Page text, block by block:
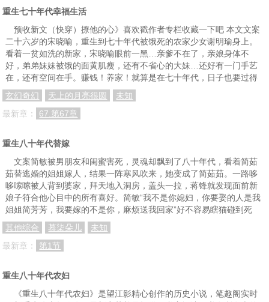
重生七十年代幸福生活
预收新文（快穿）撩他的心》喜欢戳作者专栏收藏一下吧 本文文案
二十六岁的宋晓喻，重生到七十年代被饿死的农家少女谢明瑜身上。
看着一贫如洗的新家，宋晓喻眼前一黑…亲爹不在了，亲娘身体不
好，弟弟妹妹被饿的面黄肌瘦，还有不省心的大妹…还好有一门手艺
在，还有空间在手。赚钱！养家！就算是在七十年代，日子也要过得
玄幻奇幻
天上的月亮很圆
未知
最新章：
67.第67章
重生八十年代替嫁
文案简敏被男朋友和闺蜜害死，灵魂却飘到了八十年代，看着简茹
茹替逃婚的姐姐嫁人，结果一阵寒风吹来，她变成了简茹茹。一路哆
哆嗦嗦被人背到婆家，拜天地入洞房，盖头一拉，蒋锋就发现面前新
娘子符合他心目中的所有喜好。简敏“我不是你媳妇，你要娶的人是我
姐姐简芳芳，我要嫁的不是你，麻烦送我回家”好不容易瞎猫碰到死
其他综合
慕柒朵儿
未知
最新章：
第1节
重生八十年代农妇
《重生八十年代农妇》是望江影精心创作的历史小说，笔趣阁实时